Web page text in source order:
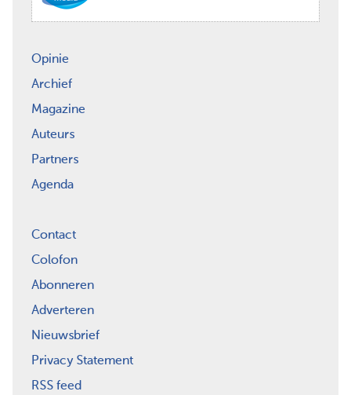
Opinie
Archief
Magazine
Auteurs
Partners
Agenda
Contact
Colofon
Abonneren
Adverteren
Nieuwsbrief
Privacy Statement
RSS feed